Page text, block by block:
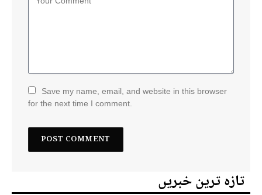
Save my name, email, and website in this browser
for the next time I comment.
تازہ ترین خبریں